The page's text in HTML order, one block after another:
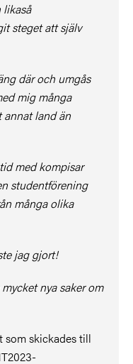
likaså
steget att själv
där och umgås
mig många
annat land än
med kompisar
studentförening
många olika
jag gjort!
nya saker om
som skickades till